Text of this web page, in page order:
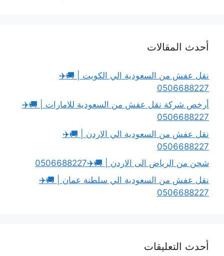
أحدث المقالات
نقل عفش من السعودية الي الكويت | 🚚✈️
0506688227
أرخص شركة نقل عفش من السعودية للامارات | 🚚✈️
0506688227
نقل عفش من السعودية الي الاردن | 🚚✈️
0506688227
شحن من الرياض الى الاردن | 🚚✈️0506688227
نقل عفش من السعودية الي سلطنة عمان | 🚚✈️
0506688227
أحدث التعليقات